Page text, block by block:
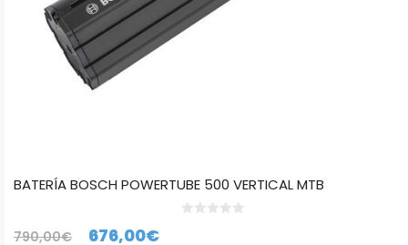
BATERÍA BOSCH POWERTUBE 500 VERTICAL MTB
790,00€
El
676,00€El